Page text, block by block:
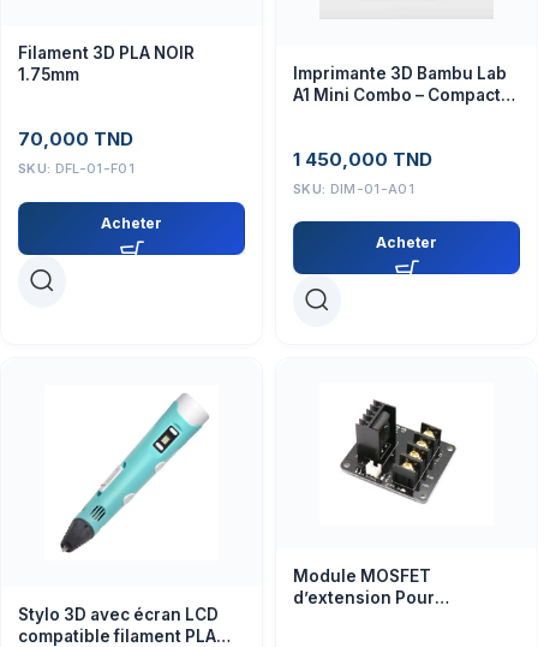
Filament 3D PLA NOIR
1.75mm
70,000 TND
SKU: DFL-01-F01
Acheter
Imprimante 3D Bambu Lab
A1 Mini Combo – Compacte
1 450,000 TND
SKU: DIM-01-A01
Acheter
Stylo 3D avec écran LCD
compatible filament PLA
Module MOSFET
d’extension Pour